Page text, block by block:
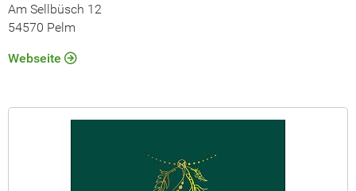
Am Sellbüsch 12
54570 Pelm
Webseite